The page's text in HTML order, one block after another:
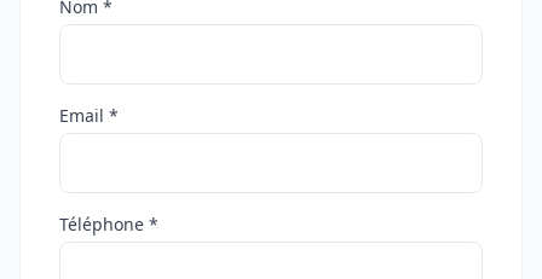
Nom *
Email *
Téléphone *